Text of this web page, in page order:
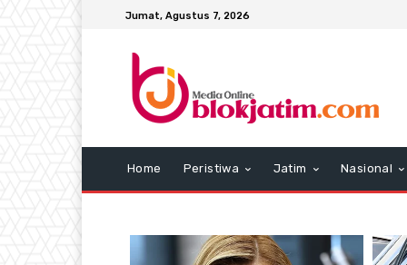
Jumat, Agustus 7, 2026
Home Peristiwa Jatim Nasional